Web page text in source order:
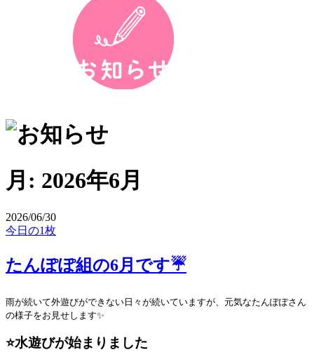
月: 2026年6月
2026/06/30
今日の1枚
たんぽぽ組の6月です☔️
雨が続いて外遊びができない日々が続いていますが、元気なたんぽぽさん
の様子をお見せします✨
⭐️水遊びが始まりました